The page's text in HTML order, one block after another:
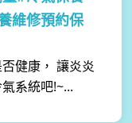
維修預約保
健康， 讓炎炎
系統吧!~...